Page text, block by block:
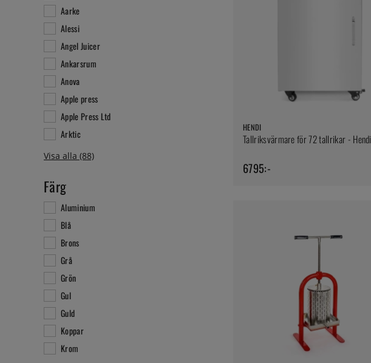
Aarke
Alessi
Angel Juicer
Ankarsrum
Anova
Apple press
Apple Press Ltd
Arktic
Färg
Aluminium
Blå
Brons
Grå
Grön
Gul
Guld
Koppar
Krom
HENDI
Tallriksvärmare för 72 tallrikar - Hendi
6795:-